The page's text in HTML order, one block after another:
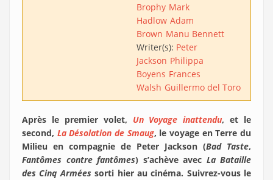
Brophy Mark
Hadlow Adam
Brown Manu Bennett
Writer(s): Peter
Jackson Philippa
Boyens Frances
Walsh Guillermo del Toro
Après le premier volet, Un Voyage inattendu, et le
second, La Désolation de Smaug, le voyage en Terre du
Milieu en compagnie de Peter Jackson (Bad Taste,
Fantômes contre fantômes) s’achève avec La Bataille
des Cinq Armées sorti hier au cinéma. Suivrez-vous le